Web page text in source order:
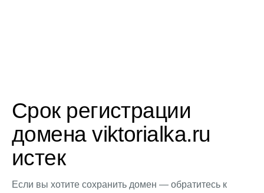
Срок регистрации
домена viktorialka.ru
истек
Если вы хотите сохранить домен — обратитесь к